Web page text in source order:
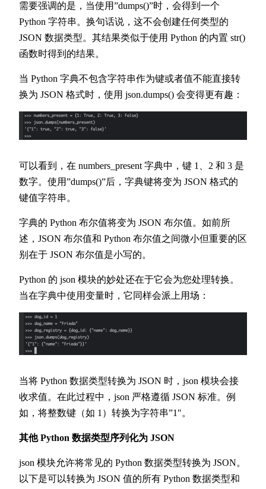
需要强调的是，当使用”dumps()”时，会得到一个
Python 字符串。换句话说，这不会创建任何类型的
JSON 数据类型。其结果类似于使用 Python 的内置 str()
函数时得到的结果。
当 Python 字典不包含字符串作为键或者值不能直接转
换为 JSON 格式时，使用 json.dumps() 会变得更有趣：
可以看到，在 numbers_present 字典中，键 1、2 和 3 是
数字。使用”dumps()”后，字典键将变为 JSON 格式的
键值字符串。
字典的 Python 布尔值将变为 JSON 布尔值。如前所
述，JSON 布尔值和 Python 布尔值之间微小但重要的区
别在于 JSON 布尔值是小写的。
Python 的 json 模块的妙处还在于它会为您处理转换。
当在字典中使用变量时，它同样会派上用场：
当将 Python 数据类型转换为 JSON 时，json 模块会接
收求值。在此过程中，json 严格遵循 JSON 标准。例
如，将整数键（如 1）转换为字符串”1″。
其他 Python 数据类型序列化为 JSON
json 模块允许将常见的 Python 数据类型转换为 JSON。
以下是可以转换为 JSON 值的所有 Python 数据类型和